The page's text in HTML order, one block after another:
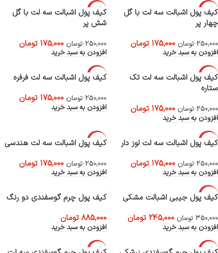
-30%
کیف پول اشبالت سه لت با گل
چهار پر
250,000 تومان 175,000 تومان
افزودن به سبد خرید
-30%
کیف پول اشبالت سه لت با گل
شش پر
250,000 تومان 175,000 تومان
افزودن به سبد خرید
-30%
کیف پول اشبالت سه لت تک
ستاره
250,000 تومان 175,000 تومان
افزودن به سبد خرید
-30%
کیف پول اشبالت سه لت فرفره
250,000 تومان 175,000 تومان
افزودن به سبد خرید
-30%
کیف پول اشبالت سه لت لوز دار
250,000 تومان 175,000 تومان
افزودن به سبد خرید
-30%
کیف پول اشبالت سه لت هندسی
250,000 تومان 175,000 تومان
افزودن به سبد خرید
-30%
کیف پول جیبی اشبالت مشکی
350,000 تومان 245,000 تومان
افزودن به سبد خرید
کیف پول چرم گوسفندی دو رنگ
885,000 تومان
افزودن به سبد خرید
-40%
-30%